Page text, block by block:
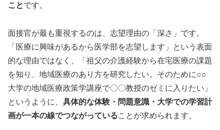
ことです。
面接官が最も重視するのは、志望理由の「深さ」です。
「医療に興味があるから医学部を志望します」という表面
的な理由ではなく、「祖父の介護経験から在宅医療の課題
を知り、地域医療のあり方を研究したい。そのために○○
大学の地域医療政策学講座で〇〇教授のゼミに入りたい」
というように、 具体的な体験・問題意識・大学での学習計
画が一本の線でつながっていることが求められます。